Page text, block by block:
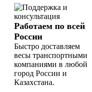
Работаем по всей
России
Быстро доставляем
весы транспортными
компаниями в любой
город России и
Казахстана.